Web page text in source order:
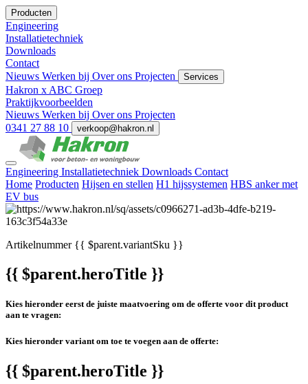
Producten
Engineering
Installatietechniek
Downloads
Contact
Nieuws Werken bij Over ons Projecten Services
Hakron x ABC Groep
Praktijkvoorbeelden
Nieuws Werken bij Over ons Projecten
0341 27 88 10
verkoop@hakron.nl
Engineering Installatietechniek Downloads Contact
Home Producten Hijsen en stellen H1 hijssystemen HBS anker met
EV bus
Artikelnummer{{ $parent.variantSku }}
{{ $parent.heroTitle }}
Kies hieronder eerst de juiste maatvoering om de offerte voor dit product
aan te vragen:
Kies hieronder variant om toe te voegen aan de offerte:
{{ $parent.heroTitle }}